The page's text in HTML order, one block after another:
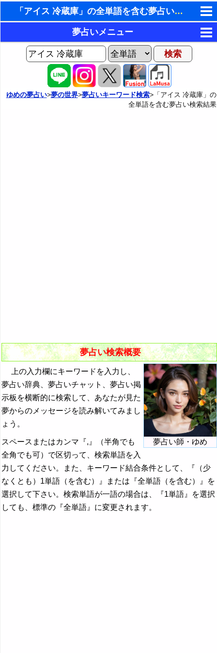
「アイス 冷蔵庫」の全単語を含む夢占い検索結果
東洋・西洋占星術
ホラリー占星術
手相占いで未来診断
タロットカードで無料占い
命名の姓名判断
夢占いメニュー
AIゆめの夢占いチャット
ヨセフの夢占い
夢占い掲示板
ゆめの夢占い>夢の世界>夢占いキーワード検索>「アイス 冷蔵庫」の
全単語を含む夢占い検索結果
夢占い検索概要
夢占い師・ゆめ
上の入力欄にキーワードを入力し、
夢占い辞典、夢占いチャット、夢占い掲
示板を横断的に検索して、あなたが見た
夢からのメッセージを読み解いてみまし
ょう。
スペースまたはカンマ『,』（半角でも
全角でも可）で区切って、検索単語を入
力してください。また、キーワード結合条件として、『（少
なくとも）1単語（を含む）』または『全単語（を含む）』を
選択して下さい。検索単語が一語の場合は、『1単語』を選択
しても、標準の『全単語』に変更されます。